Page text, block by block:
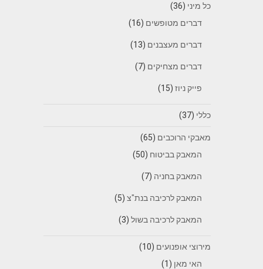
כל מיני(36)
דברים מטופשים(16)
דברים מעצבנים(13)
דברים מצחיקים(7)
פייק ניוז(15)
מאבקי הרוכבים(65)
המאבק בביטוח(50)
המאבק בחניה (7)
המאבק לרכיבה בנת"צ (5)
המאבק לרכיבה בשול(3)
מירוצי אופנועים(10)
האי מאן(1)